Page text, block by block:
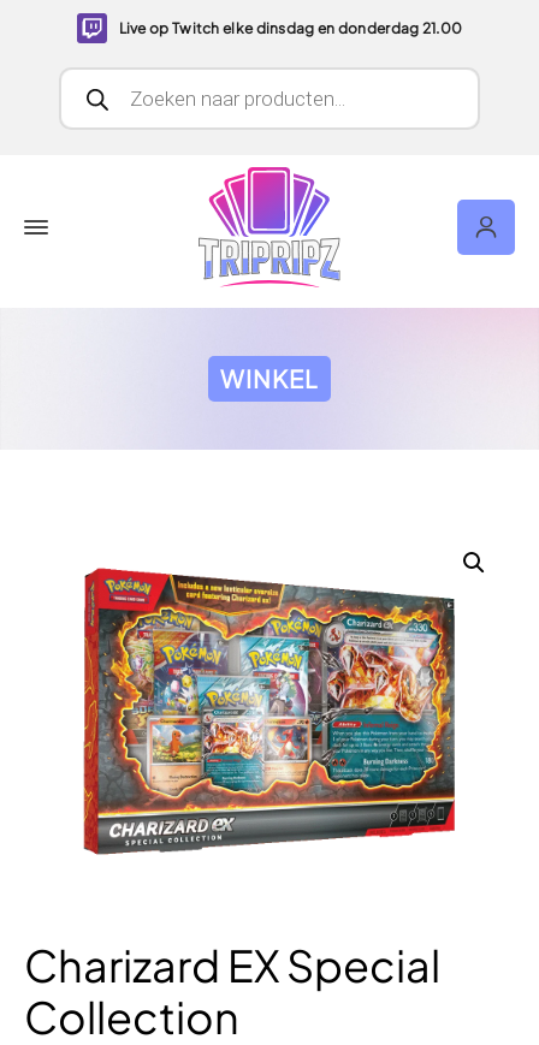
Live op Twitch elke dinsdag en donderdag 21.00
Producten zoeken
WINKEL
Charizard EX Special
Collection